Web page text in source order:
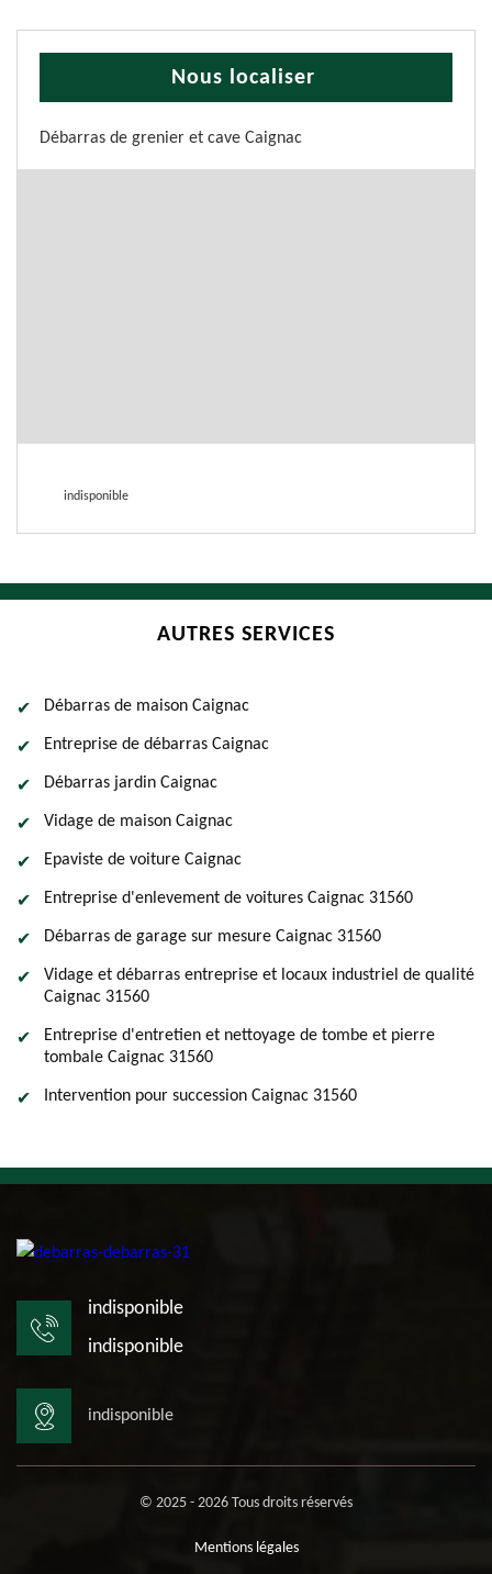
Nous localiser
Débarras de grenier et cave Caignac
indisponible
AUTRES SERVICES
Débarras de maison Caignac
Entreprise de débarras Caignac
Débarras jardin Caignac
Vidage de maison Caignac
Epaviste de voiture Caignac
Entreprise d'enlevement de voitures Caignac 31560
Débarras de garage sur mesure Caignac 31560
Vidage et débarras entreprise et locaux industriel de qualité
Caignac 31560
Entreprise d'entretien et nettoyage de tombe et pierre
tombale Caignac 31560
Intervention pour succession Caignac 31560
indisponible
indisponible
indisponible
© 2025 - 2026 Tous droits réservés
Mentions légales